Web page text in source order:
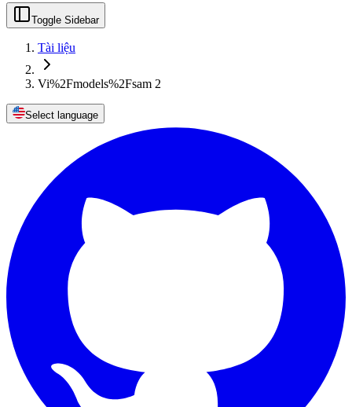
Toggle Sidebar
Tài liệu
Vi%2Fmodels%2Fsam 2
Select language